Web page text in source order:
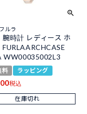
ルラ
腕時計 レディース ホ
FURLAARCHCASE
WW00035002L3
料 ラッピング
税込
在庫切れ